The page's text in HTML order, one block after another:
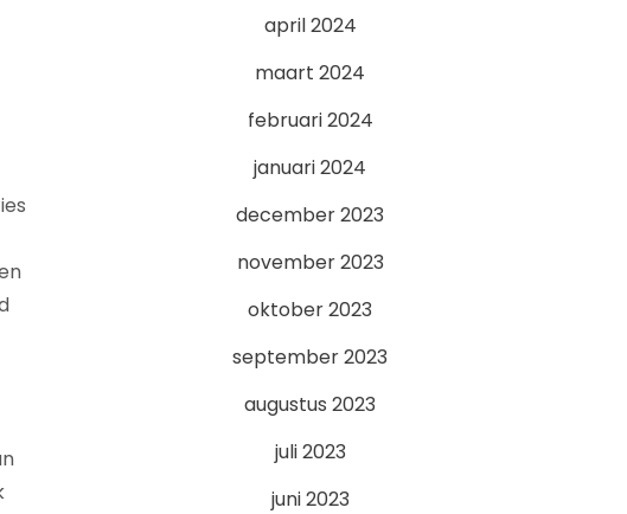
april 2024
maart 2024
februari 2024
januari 2024
december 2023
november 2023
oktober 2023
september 2023
augustus 2023
juli 2023
juni 2023